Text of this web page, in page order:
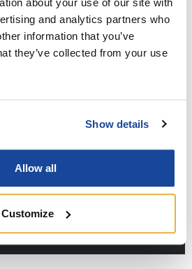
about your use of our site with
and analytics partners who
information that you’ve
they’ve collected from your use
Show details
Allow all
Customize
- 10:00 - 00:00
Via Minut